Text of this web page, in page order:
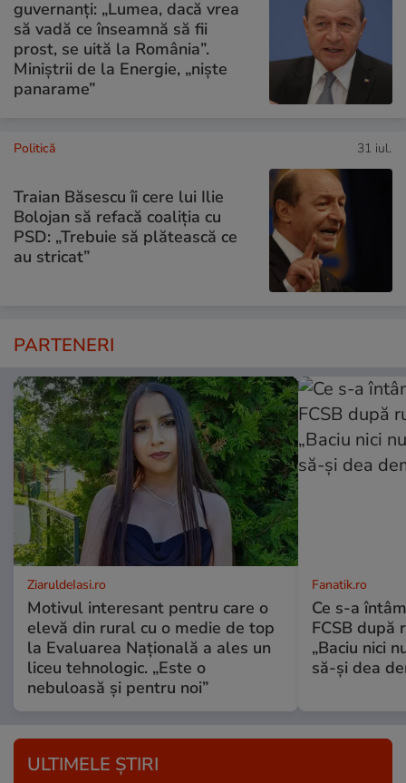
guvernanți: „Lumea, dacă vrea
să vadă ce înseamnă să fii
prost, se uită la România”.
Miniștrii de la Energie, „niște
panarame”
Politică 31 iul.
Traian Băsescu îi cere lui Ilie
Bolojan să refacă coaliția cu
PSD: „Trebuie să plătească ce
au stricat”
PARTENERI
ZiaruldeIasi.ro
Motivul interesant pentru care o
elevă din rural cu o medie de top
la Evaluarea Națională a ales un
liceu tehnologic. „Este o
nebuloasă și pentru noi”
Fanatik.ro
Ce s-a
FCSB după
„Baciu nici
să-și dea
ULTIMELE ȘTIRI